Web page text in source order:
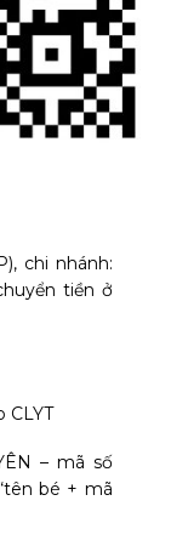
chi nhánh:
tiền ở
CLYT
– mã số
bé + mã